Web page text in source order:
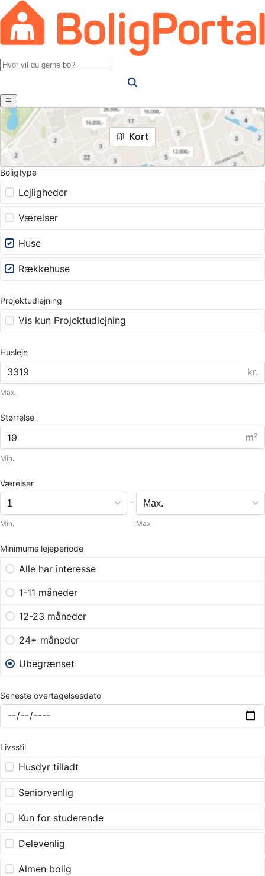
Kort
Boligtype
Lejligheder
Værelser
Huse
Rækkehuse
Projektudlejning
Vis kun Projektudlejning
Husleje
kr.
Max.
Størrelse
m²
Min.
Værelser
Min.
-
Max.
Minimums lejeperiode
Alle har interesse
1-11 måneder
12-23 måneder
24+ måneder
Ubegrænset
Seneste overtagelsesdato
Livsstil
Husdyr tilladt
Seniorvenlig
Kun for studerende
Delevenlig
Almen bolig